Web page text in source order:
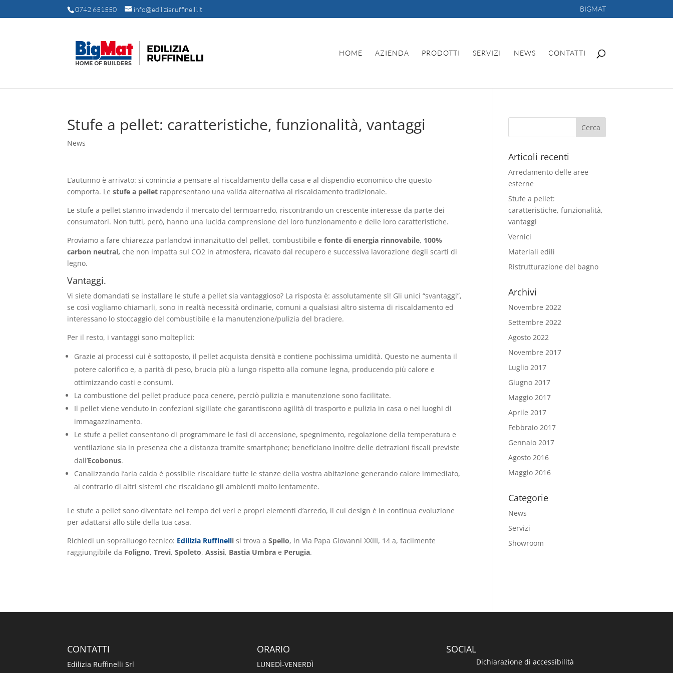
0742 651550 info@ediliziaruffinelli.it BIGMAT
HOME AZIENDA PRODOTTI SERVIZI NEWS CONTATTI
Stufe a pellet: caratteristiche, funzionalità, vantaggi
News
L’autunno è arrivato: si comincia a pensare al riscaldamento della casa e al dispendio economico che questo
comporta. Lestufe a pellet rappresentano una valida alternativa al riscaldamento tradizionale.
Le stufe a pellet stanno invadendo il mercato del termoarredo, riscontrando un crescente interesse da parte dei
consumatori. Non tutti, però, hanno una lucida comprensione del loro funzionamento e delle loro caratteristiche.
Proviamo a fare chiarezza parlandovi innanzitutto del pellet, combustibile efonte di energia rinnovabile, 100%
carbon neutral, che non impatta sul CO2 in atmosfera, ricavato dal recupero e successiva lavorazione degli scarti di
legno.
Vantaggi.
Vi siete domandati se installare le stufe a pellet sia vantaggioso? La risposta è: assolutamente sì! Gli unici “svantaggi”,
se così vogliamo chiamarli, sono in realtà necessità ordinarie, comuni a qualsiasi altro sistema di riscaldamento ed
interessano lo stoccaggio del combustibile e la manutenzione/pulizia del braciere.
Per il resto, i vantaggi sono molteplici:
Grazie ai processi cui è sottoposto, il pellet acquista densità e contiene pochissima umidità. Questo ne aumenta il
potere calorifico e, a parità di peso, brucia più a lungo rispetto alla comune legna, producendo più calore e
ottimizzando costi e consumi.
La combustione del pellet produce poca cenere, perciò pulizia e manutenzione sono facilitate.
Il pellet viene venduto in confezioni sigillate che garantiscono agilità di trasporto e pulizia in casa o nei luoghi di
immagazzinamento.
Le stufe a pellet consentono di programmare le fasi di accensione, spegnimento, regolazione della temperatura e
ventilazione sia in presenza che a distanza tramite smartphone; beneficiano inoltre delle detrazioni fiscali previste
dall’Ecobonus.
Canalizzando l’aria calda è possibile riscaldare tutte le stanze della vostra abitazione generando calore immediato,
al contrario di altri sistemi che riscaldano gli ambienti molto lentamente.
Le stufe a pellet sono diventate nel tempo dei veri e propri elementi d’arredo, il cui design è in continua evoluzione
per adattarsi allo stile della tua casa.
Richiedi un sopralluogo tecnico: Edilizia Ruffinelli si trova aSpello, in Via Papa Giovanni XXIII, 14 a, facilmente
raggiungibile da Foligno,Trevi,Spoleto,Assisi, Bastia Umbra e Perugia.
Articoli recenti
Arredamento delle aree
esterne
Stufe a pellet:
caratteristiche, funzionalità,
vantaggi
Vernici
Materiali edili
Ristrutturazione del bagno
Archivi
Novembre 2022
Settembre 2022
Agosto 2022
Novembre 2017
Luglio 2017
Giugno 2017
Maggio 2017
Aprile 2017
Febbraio 2017
Gennaio 2017
Agosto 2016
Maggio 2016
Categorie
News
Servizi
Showroom
CONTATTI
Edilizia Ruffinelli Srl
ORARIO
LUNEDÌ-VENERDÌ
SOCIAL
Dichiarazione di accessibilità